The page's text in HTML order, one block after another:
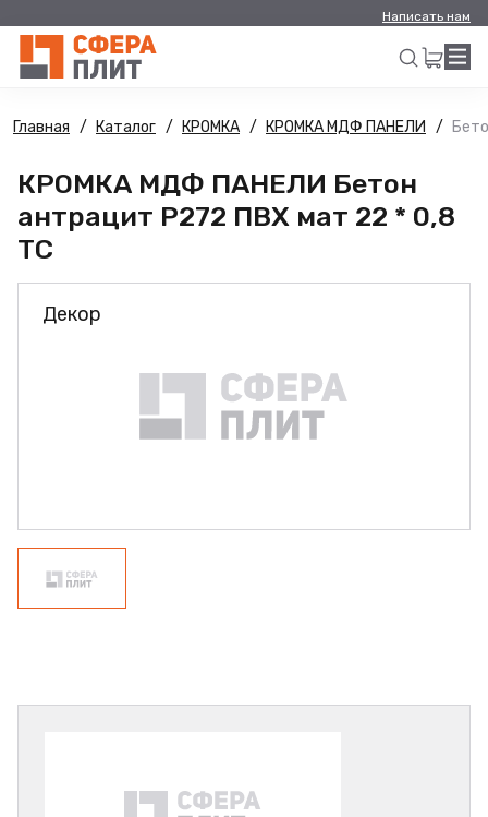
Написать нам
Искать
Главная Каталог КРОМКА КРОМКА МДФ ПАНЕЛИ
КРОМКА МДФ ПАНЕЛИ Бетон
антрацит Р272 ПВХ мат 22 * 0,8
ТС
Декор